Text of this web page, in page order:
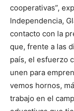
cooperativas”,
Independencia,
contacto con la
que, frente a las
país, el esfuerzo
unen para
vemos hornos,
trabajo en el